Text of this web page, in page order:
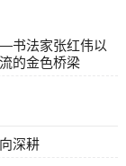
书法家张红伟以
的金色桥梁
深耕